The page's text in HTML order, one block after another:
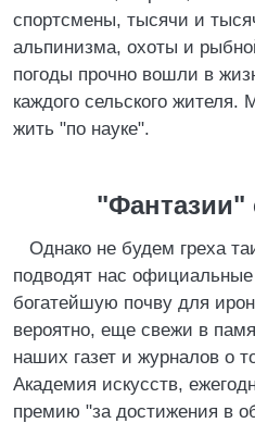
спортсмены, тысячи и
альпинизма, охоты и
погоды прочно вошли в
каждого сельского
жить "по науке".
"Фантазии"
Однако не будем греха
подводят нас
богатейшую почву для
вероятно, еще свежи в
наших газет и журналов о
Академия искусств,
премию "за достижения в